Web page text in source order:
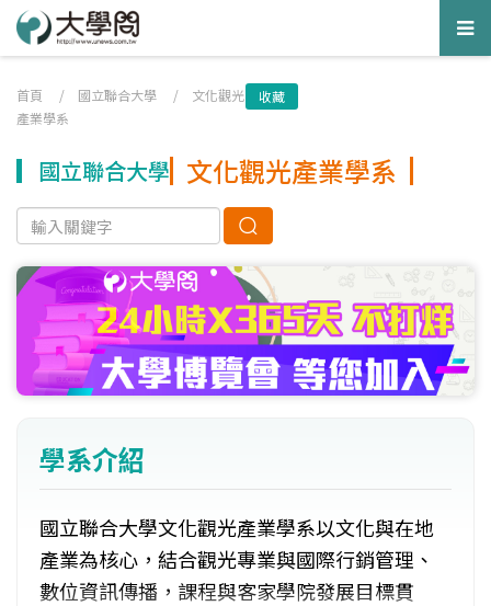
首頁 / 國立聯合大學 / 文化觀光
產業學系
收藏
國立聯合大學 文化觀光產業學系
學系介紹
國立聯合大學文化觀光產業學系以文化與在地
產業為核心，結合觀光專業與國際行銷管理、
數位資訊傳播，課程與客家學院發展目標貫